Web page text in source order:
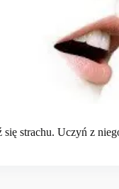
strachu. Uczyń z